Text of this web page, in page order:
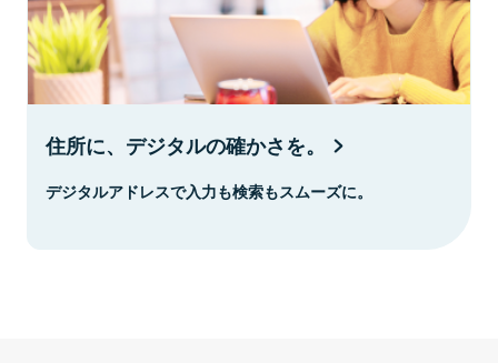
住所に、デジタルの確かさを。
デジタルアドレスで入力も検索もスムーズに。